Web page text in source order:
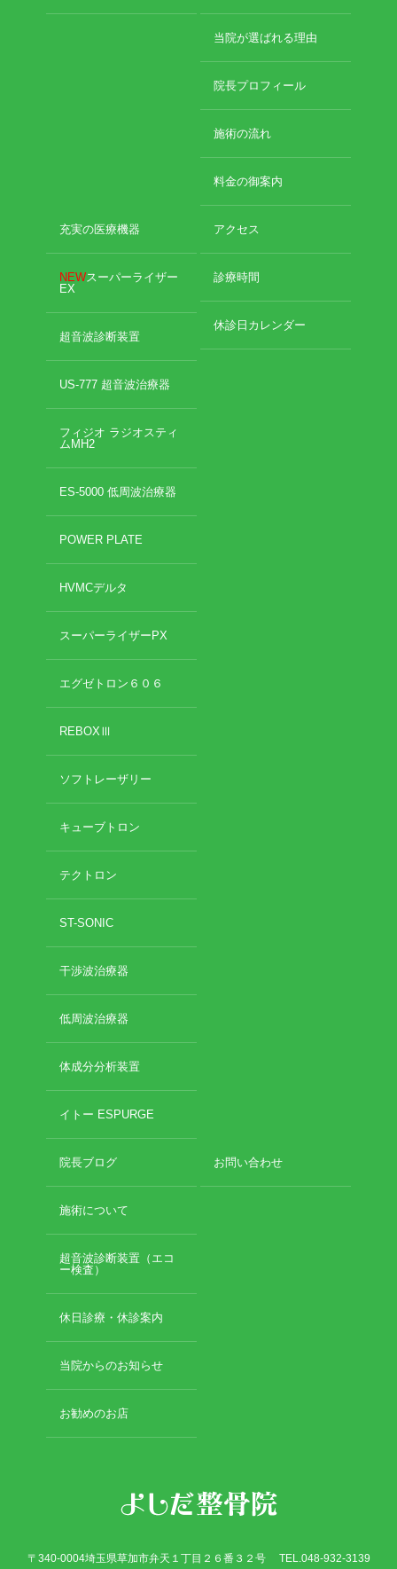
当院が選ばれる理由
院長プロフィール
施術の流れ
料金の御案内
充実の医療機器
NEWスーパーライザー
EX
超音波診断装置
US-777 超音波治療器
フィジオ ラジオスティ
ムMH2
ES-5000 低周波治療器
POWER PLATE
HVMCデルタ
スーパーライザーPX
エグゼトロン６０６
REBOXⅢ
ソフトレーザリー
キューブトロン
テクトロン
ST-SONIC
干渉波治療器
低周波治療器
体成分分析装置
イトー ESPURGE
アクセス
診療時間
休診日カレンダー
院長ブログ
施術について
超音波診断装置（エコ
ー検査）
休日診療・休診案内
当院からのお知らせ
お勧めのお店
お問い合わせ
〒340-0004埼玉県草加市弁天１丁目２６番３２号 TEL.048-932-3139